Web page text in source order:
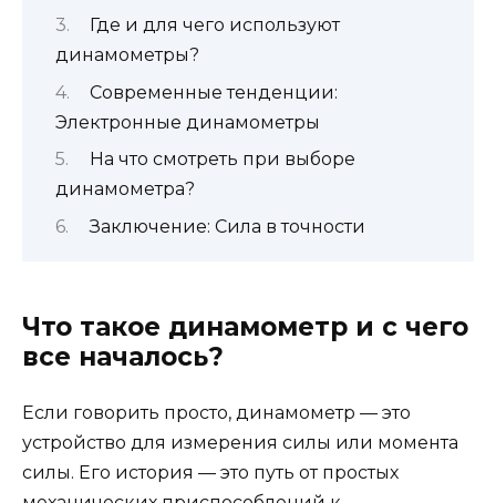
Где и для чего используют
динамометры?
Современные тенденции:
Электронные динамометры
На что смотреть при выборе
динамометра?
Заключение: Сила в точности
Что такое динамометр и с чего
все началось?
Если говорить просто, динамометр — это
устройство для измерения силы или момента
силы. Его история — это путь от простых